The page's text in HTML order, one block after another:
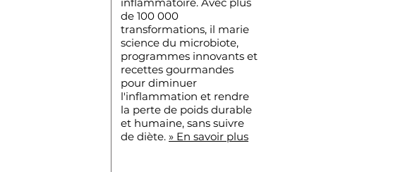
de 100 000
transformations, il marie
science du microbiote,
programmes innovants et
recettes gourmandes
pour diminuer
l'inflammation et rendre
la perte de poids durable
et humaine, sans suivre
de diète. » En savoir plus